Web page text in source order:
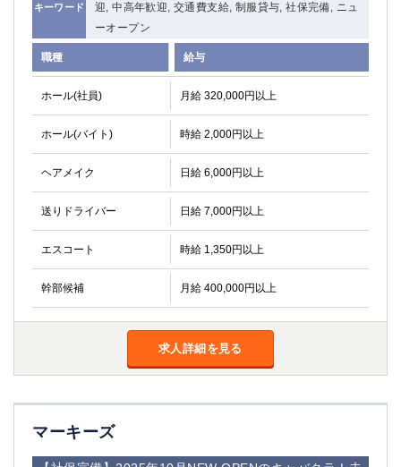
キーワード
迎, 中高年歓迎, 交通費支給, 制服貸与, 社保完備, ニュ
ーオープン
職種 給与
ホール(社員) 月給 320,000円以上
ホール(バイト) 時給 2,000円以上
ヘアメイク 日給 6,000円以上
送りドライバー 日給 7,000円以上
エスコート 時給 1,350円以上
幹部候補 月給 400,000円以上
求人詳細を見る
マーキーズ